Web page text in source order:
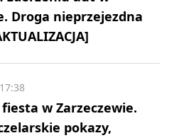
Droga nieprzejezdna
w Zarzeczewie.
pokazy,